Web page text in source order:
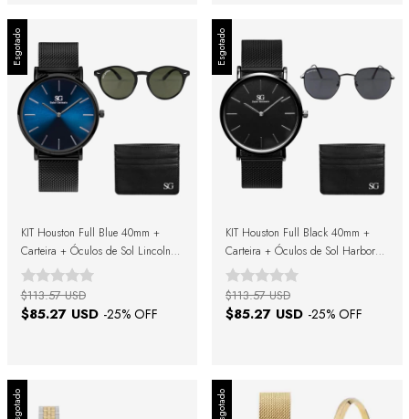
Esgotado
KIT Houston Full Blue 40mm +
Carteira + Óculos de Sol Lincoln
Green Black + Caixa de Presente
$85.27 USD -25% OFF
$113.57 USD
Esgotado
KIT Houston Full Black 40mm +
Carteira + Óculos de Sol Harbor
Full Black + Caixa De Presente
$85.27 USD -25% OFF
$113.57 USD
Esgotado Esgotado